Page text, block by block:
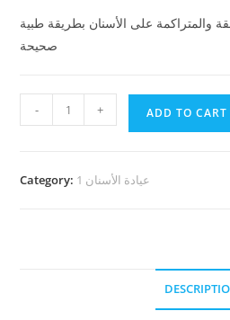
والمتراكمة على الأسنان بطريقة طبية
صحيحة
- + ADD TO CART
Category: عيادة الأسنان 1